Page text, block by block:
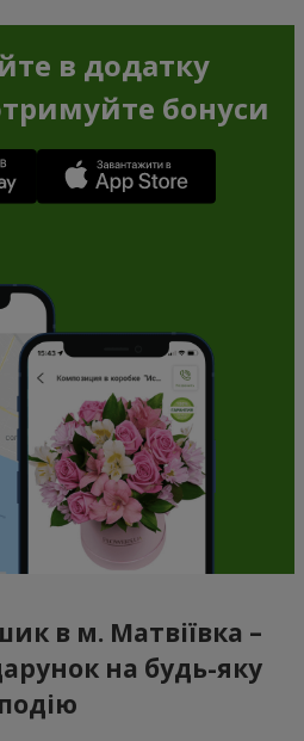
в додатку
бонуси
в м. Матвіївка –
на будь-яку
подію